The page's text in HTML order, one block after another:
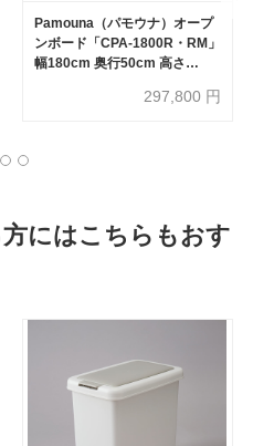
Pamouna（パモウナ）オープ
ンボード「CPA-1800R・RM」
幅180cm 奥行50cm 高さ
297,800 円
にはこちらもおす